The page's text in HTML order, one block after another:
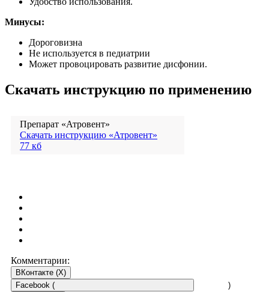
Минусы:
Дороговизна
Не используется в педиатрии
Может провоцировать развитие дисфонии.
Скачать инструкцию по применению
Препарат «Атровент»
Скачать инструкцию «Атровент»
77 кб
Комментарии:
ВКонтакте (X)
Facebook (
)